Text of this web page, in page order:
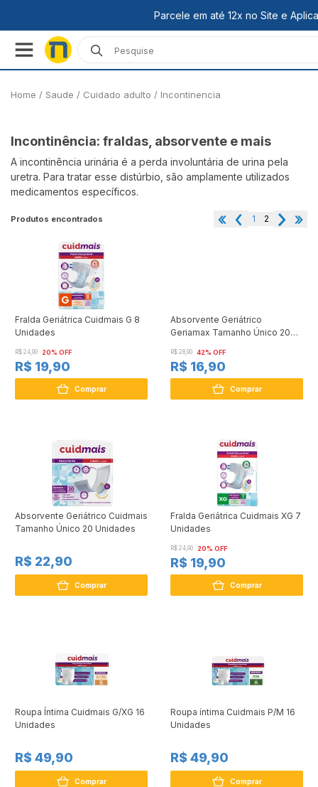
Home / Saude / Cuidado adulto / Incontinencia
Incontinência: fraldas, absorvente e mais
A incontinência urinária é a perda involuntária de urina pela
uretra. Para tratar esse distúrbio, são amplamente utilizados
medicamentos específicos.
Produtos encontrados 1 2
Fralda Geriátrica Cuidmais G 8
Unidades
R$ 24,90 20% OFF
R$ 19,90
Comprar
Absorvente Geriátrico
Geriamax Tamanho Único 20
R$ 28,90 42% OFF
R$ 16,90
Comprar
Absorvente Geriátrico Cuidmais
Tamanho Único 20 Unidades
R$ 22,90
Comprar
Fralda Geriátrica Cuidmais XG 7
Unidades
R$ 24,90 20% OFF
R$ 19,90
Comprar
Roupa Íntima Cuidmais G/XG 16
Unidades
R$ 49,90
Comprar
Roupa íntima Cuidmais P/M 16
Unidades
R$ 49,90
Comprar